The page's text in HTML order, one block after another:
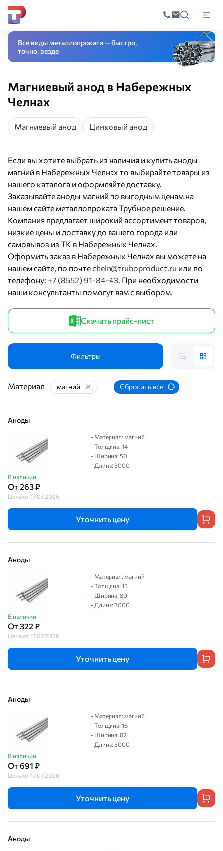
по
Главная Электроды из цветных
Все виды металлопроката — быстро,
точно, везде
Магниевый анод в Набережных
Челнах
Магниевый анод Цинковый анод
Если вы хотите выбрать из наличия и купить аноды
магний в Набережных Челнах то выбирайте товары из
нашего каталога и оформляйте доставку.
Заказывайте аноды магний по выгодным ценам на
нашем сайте металлопроката Трубное решение.
Компания предлагает широкий ассортимент товаров,
низкие цены и доставку до вашего города или
самовывоз из ТК в Набережных Челнах.
Оформить заказ в Набережных Челнах вы можете на
нашем сайте, по почтеcheln@truboproduct.ru или по
телефону: +7 (8552) 91-84-43. При необходимости
наши консультанты помогут вам с выбором.
Скачать прайс-лист
Фильтры
Материал магний Сбросить все
Аноды
В наличии
От 263 ₽
Цена от 17.07.2026
- Материал: магний
- Толщина: 14
- Ширина: 50
- Длина: 3000
Уточнить цену
Аноды
В наличии
От 322 ₽
Цена от 17.07.2026
- Материал: магний
- Толщина: 15
- Ширина: 80
- Длина: 3000
Уточнить цену
Аноды
В наличии
От 691 ₽
Цена от 17.07.2026
- Материал: магний
- Толщина: 16
- Ширина: 82
- Длина: 3000
Уточнить цену
Аноды